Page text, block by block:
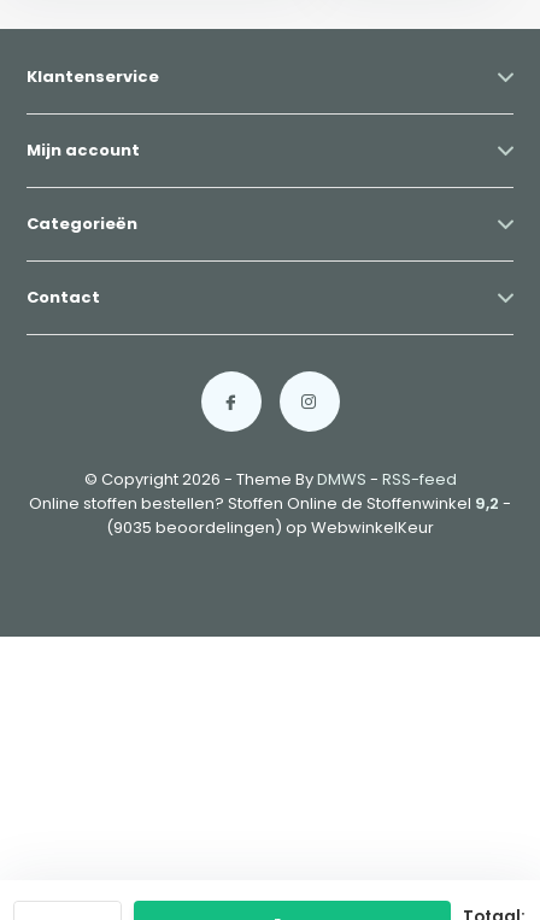
Klantenservice
Mijn account
Categorieën
Contact
© Copyright 2026 - Theme ByDMWS - RSS-feed
Online stoffen bestellen? Stoffen Online de Stoffenwinkel 9,2 -
(9035 beoordelingen) op WebwinkelKeur